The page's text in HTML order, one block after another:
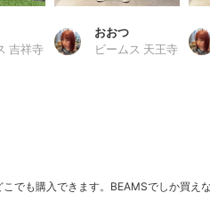
吉祥寺
おおつ
ビームス 天王寺
でも購入できます。BEAMSでしか買